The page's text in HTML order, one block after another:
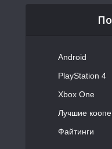
Android
PlayStation 4
Xbox One
Лучшие
Файтинги